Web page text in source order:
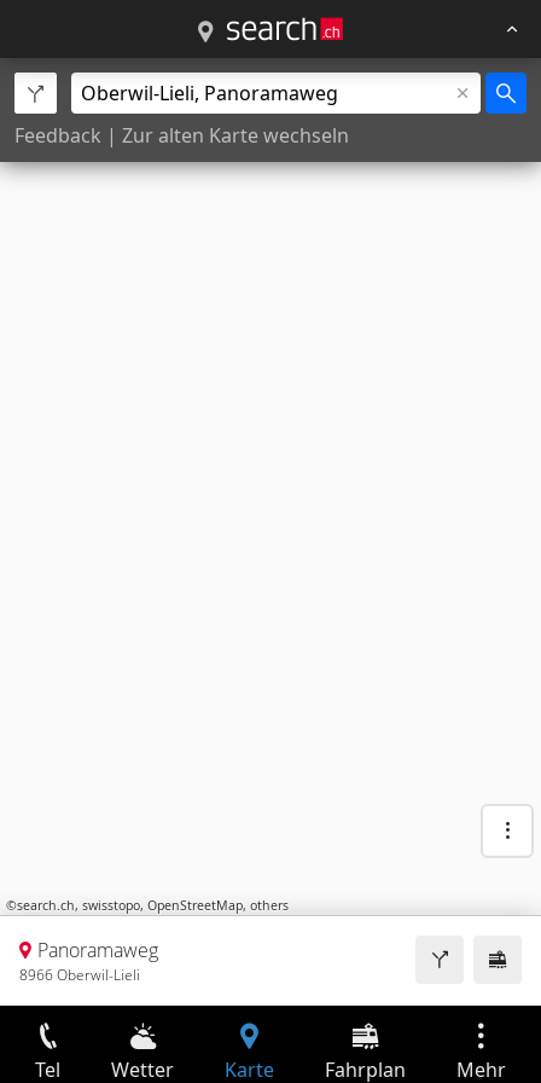
Feedback | Zur alten Karte wechseln
©search.ch, swisstopo, OpenStreetMap, others
Panoramaweg
8966 Oberwil-Lieli
Tel Wetter Karte Fahrplan Mehr